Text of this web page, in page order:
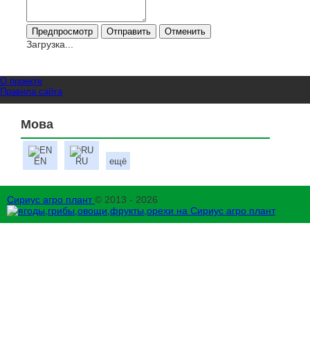
Загрузка...
О проекте
Правила сайта
Мова
EN RU ещё
Сириус агро плант© 2013 - 2026